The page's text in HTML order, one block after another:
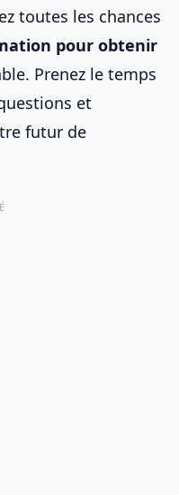
toutes les chances
pour obtenir
Prenez le temps
et
futur de